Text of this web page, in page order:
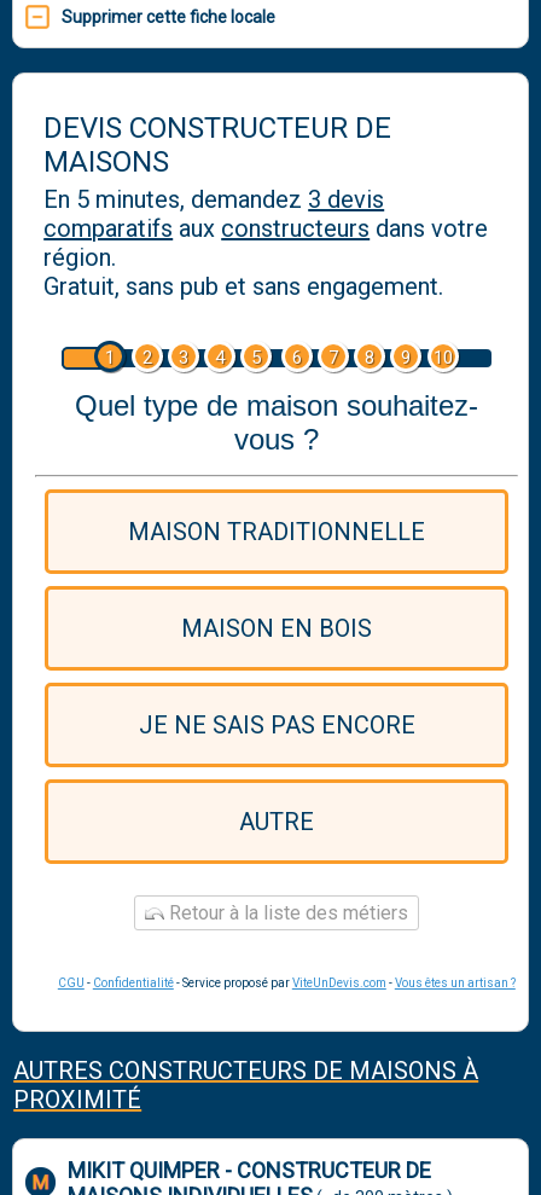
Supprimer cette fiche locale
DEVIS CONSTRUCTEUR DE
MAISONS
En 5 minutes, demandez 3 devis
comparatifs aux constructeurs dans votre
région.
Gratuit, sans pub et sans engagement.
1 2 3 4 5 6 7 8 9 10
Quel type de maison souhaitez-
vous ?
MAISON TRADITIONNELLE
MAISON EN BOIS
JE NE SAIS PAS ENCORE
AUTRE
Retour à la liste des métiers
CGU - Confidentialité- Service proposé parViteUnDevis.com -Vous êtes un artisan ?
AUTRES CONSTRUCTEURS DE MAISONS À
PROXIMITÉ
MIKIT QUIMPER - CONSTRUCTEUR DE